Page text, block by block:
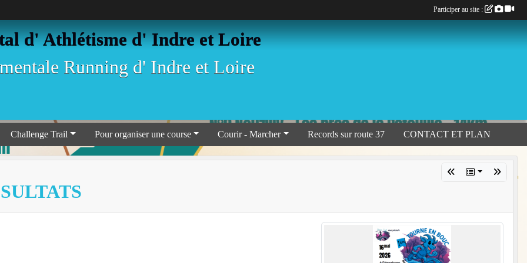
d' Athlétisme d' Indre et Loire
Running d' Indre et Loire
Challenge Trail Pour organiser une course Courir - Marcher Records sur route 37 CONTACT ET PLAN
Participer au site :